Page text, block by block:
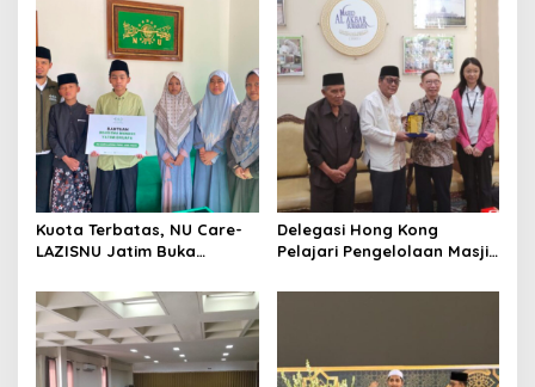
Kuota Terbatas, NU Care-
LAZISNU Jatim Buka
Delegasi Hong Kong
Pelajari Pengelolaan Masjid